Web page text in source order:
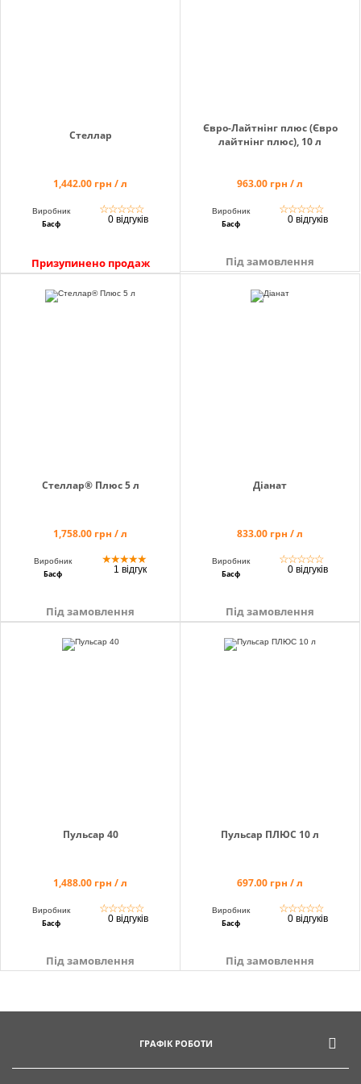
Стеллар
1,442.00 грн / л
Виробник
Басф
☆☆☆☆☆
0 відгуків
Призупинено продаж
Євро-Лайтнінг плюс (Євро
лайтнінг плюс), 10 л
963.00 грн / л
Виробник
Басф
☆☆☆☆☆
0 відгуків
Під замовлення
Стеллар® Плюс 5 л
1,758.00 грн / л
Виробник
Басф
★★★★★
1 відгук
Під замовлення
Діанат
833.00 грн / л
Виробник
Басф
☆☆☆☆☆
0 відгуків
Під замовлення
Пульсар 40
1,488.00 грн / л
Виробник
Басф
☆☆☆☆☆
0 відгуків
Під замовлення
Пульсар ПЛЮС 10 л
697.00 грн / л
Виробник
Басф
☆☆☆☆☆
0 відгуків
Під замовлення
ГРАФІК РОБОТИ